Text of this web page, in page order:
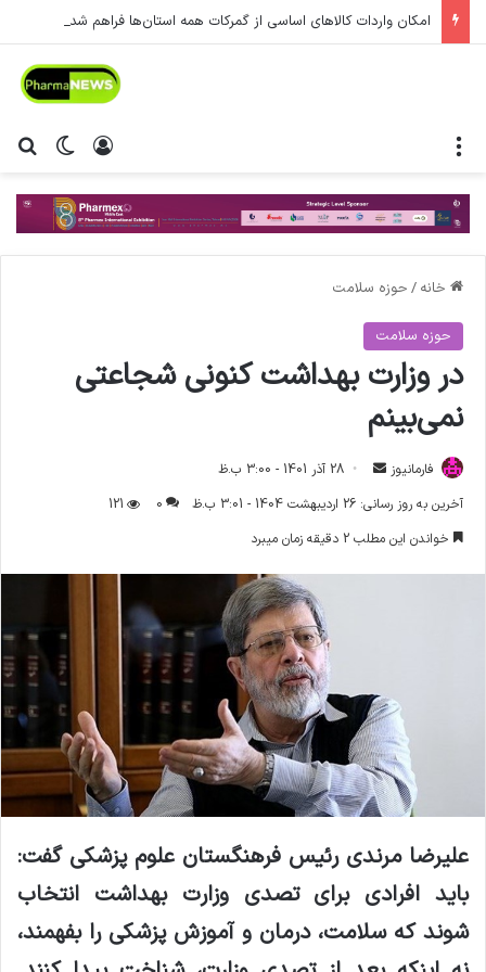
امکان واردات کالاهای اساسی از گمرکات همه استان‌ها فراهم شد.
تغییر ورود
خانه / حوزه سلامت
حوزه سلامت
در وزارت بهداشت کنونی شجاعتی
نمی‌بینم
فارمانیوز
ا
ل
ل
28 آذر 1401 - 3:00 ب.ظ
آخرین به روز رسانی: 26 اردیبهشت 1404 - 3:01 ب.ظ
0
121
خواندن این مطلب 2 دقیقه زمان میبرد
علیرضا مرندی رئیس فرهنگستان علوم پزشکی گفت:
باید افرادی برای تصدی وزارت بهداشت انتخاب
شوند که سلامت، درمان و آموزش پزشکی را بفهمند،